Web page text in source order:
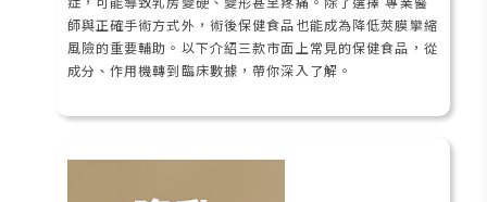
師與正確手術方式外，術後保健食品也能成為降低莢膜攣縮
風險的重要輔助。以下介紹三款市面上常見的保健食品，從
成分、作用機轉到臨床數據，帶你深入了解。